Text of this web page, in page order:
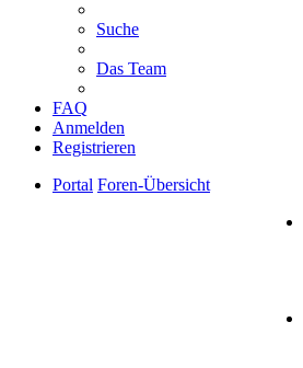
Suche
Das Team
FAQ
Anmelden
Registrieren
Portal Foren-Übersicht